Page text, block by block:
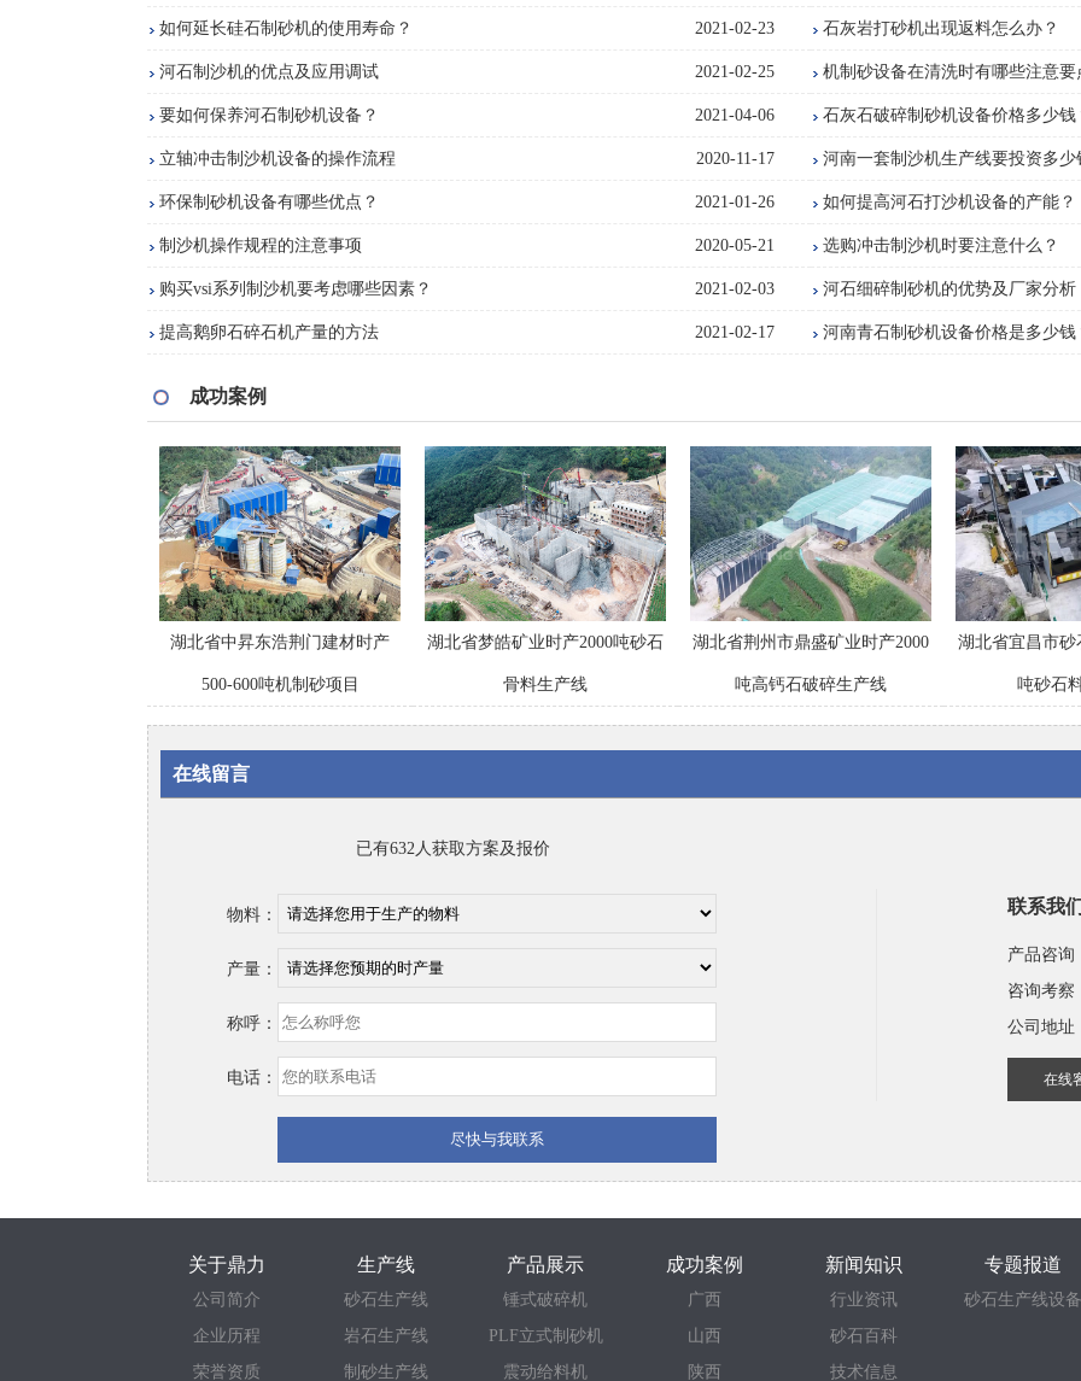
如何延长硅石制砂机的使用寿命？ 2021-02-23 石灰岩打砂机出现返料怎么办？
河石制沙机的优点及应用调试 2021-02-25 机制砂设备在清洗时有哪些注意要
要如何保养河石制砂机设备？ 2021-04-06 石灰石破碎制砂机设备价格多少钱
立轴冲击制沙机设备的操作流程 2020-11-17 河南一套制沙机生产线要投资多少
环保制砂机设备有哪些优点？ 2021-01-26 如何提高河石打沙机设备的产能？
制沙机操作规程的注意事项 2020-05-21 选购冲击制沙机时要注意什么？
购买vsi系列制沙机要考虑哪些因素？ 2021-02-03 河石细碎制砂机的优势及厂家分析
提高鹅卵石碎石机产量的方法 2021-02-17 河南青石制砂机设备价格是多少钱
成功案例
湖北省中昇东浩荆门建材时产
500-600吨机制砂项目
湖北省梦皓矿业时产2000吨砂石
骨料生产线
湖北省荆州市鼎盛矿业时产2000
吨高钙石破碎生产线
湖北省宜昌市
吨砂石
在线留言
已有632人获取方案及报价
物料：
产量：
称呼：
电话：
联系我
产品咨询
咨询考察
公司地址
在线
关于鼎力
公司简介
企业历程
荣誉资质
生产线
砂石生产线
岩石生产线
制砂生产线
产品展示
锤式破碎机
PLF立式制砂机
震动给料机
成功案例
广西
山西
陕西
新闻知识
行业资讯
砂石百科
技术信息
专题报道
砂石生产线设备